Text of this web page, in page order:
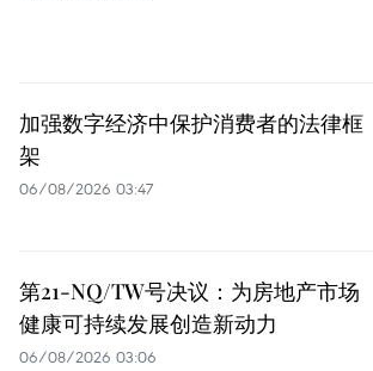
加强数字经济中保护消费者的法律框
架
06/08/2026 03:47
第21-NQ/TW号决议：为房地产市场
健康可持续发展创造新动力
06/08/2026 03:06